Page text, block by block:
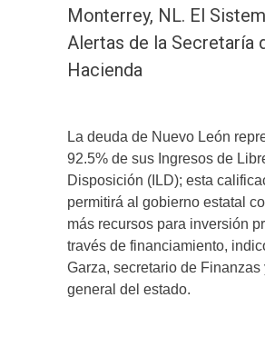
Monterrey, NL. El
Alertas de la Secretaría
Hacienda
La deuda de Nuevo León
92.5% de sus Ingresos de
Disposición (ILD); esta
permitirá al gobierno estatal
más recursos para inversión
través de financiamiento,
Garza, secretario de Finanzas
general del estado.